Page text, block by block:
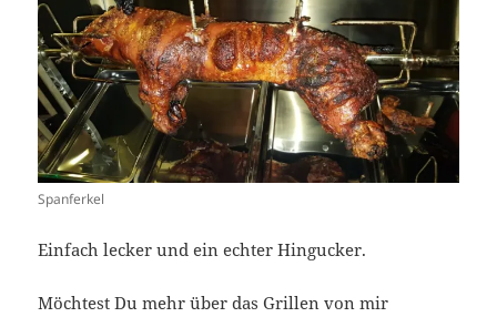
Spanferkel
Einfach lecker und ein echter Hingucker.
Möchtest Du mehr über das Grillen von mir